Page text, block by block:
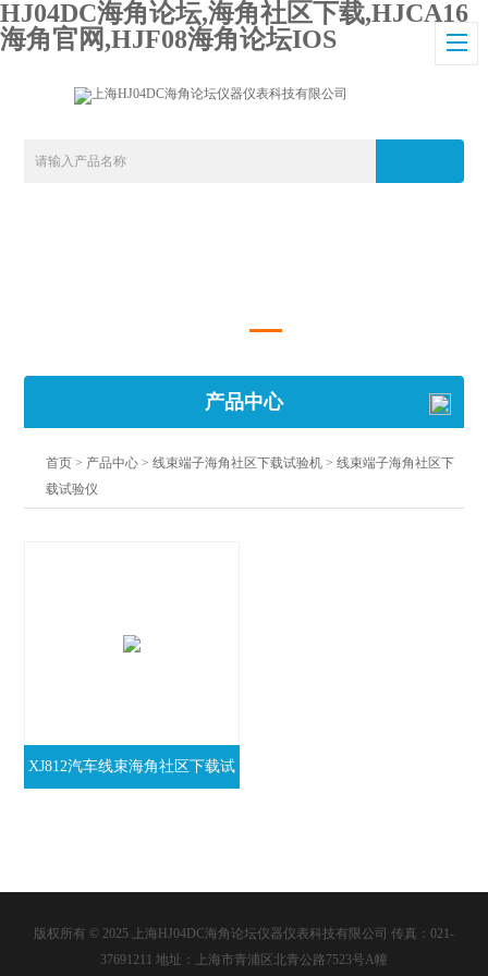
HJ04DC海角论坛,海角社区下载,HJCA16
海角官网,HJF08海角论坛IOS
产品中心
首页 > 产品中心 >线束端子海角社区下载试验机 >线束端子海角社区下
载试验仪
XJ812汽车线束海角社区下载试
版权所有 © 2025 上海HJ04DC海角论坛仪器仪表科技有限公司 传真：021-
37691211 地址：上海市青浦区北青公路7523号A幢